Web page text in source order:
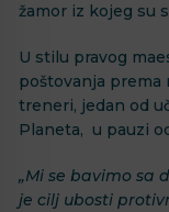
žamor iz kojeg su
U stilu pravog
poštovanja prema
treneri, jedan od
Planeta, u pauzi
„Mi se bavimo sa
je cilj ubosti